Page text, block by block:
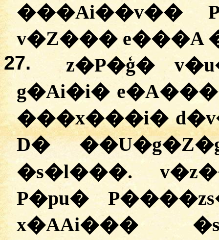
���Ai��v��
v�Z��� e���A
27.
z�P�ģ�
g�Ai�i�
���x���i�
D�
�s�l���.
P�pu�
x�AAi���